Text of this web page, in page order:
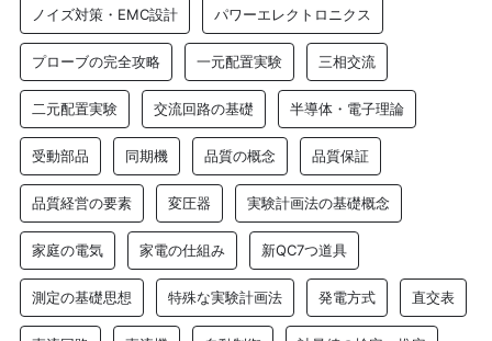
ノイズ対策・EMC設計 パワーエレクトロニクス
プローブの完全攻略 一元配置実験 三相交流
二元配置実験 交流回路の基礎 半導体・電子理論
受動部品 同期機 品質の概念 品質保証
品質経営の要素 変圧器 実験計画法の基礎概念
家庭の電気 家電の仕組み 新QC7つ道具
測定の基礎思想 特殊な実験計画法 発電方式 直交表